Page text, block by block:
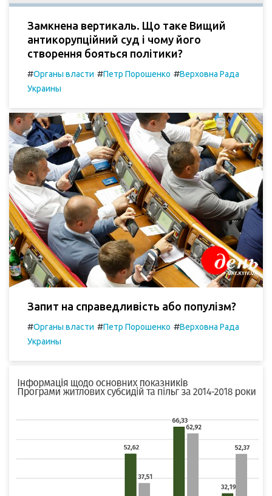
Замкнена вертикаль. Що таке Вищий
антикорупційний суд і чому його
створення бояться політики?
#Органы власти #Петр Порошенко #Верховна Рада
Украины
Запит на справедливість або популізм?
#Органы власти #Петр Порошенко #Верховна Рада
Украины